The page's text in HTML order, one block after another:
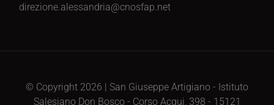
direzione.alessandria@cnosfap.net
© Copyright 2026 | San Giuseppe Artigiano - Istituto
Salesiano Don Bosco - Corso Acqui, 398 - 15121